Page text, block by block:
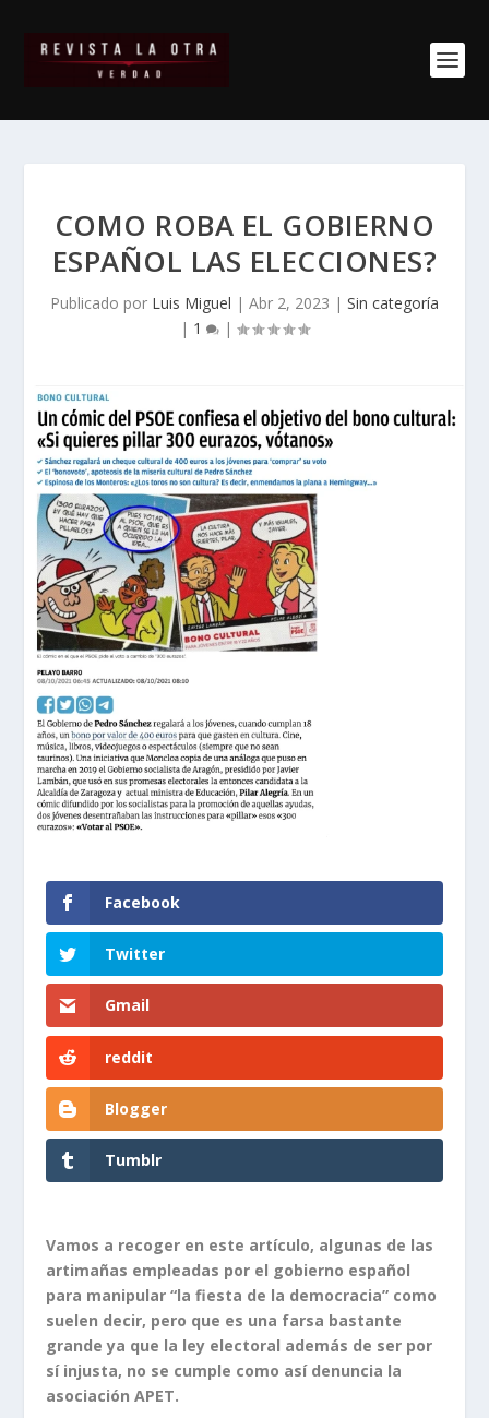
COMO ROBA EL GOBIERNO
ESPAÑOL LAS ELECCIONES?
Publicado por Luis Miguel | Abr 2, 2023 | Sin categoría
| 1 |
Facebook
Twitter
Gmail
reddit
Blogger
Tumblr
Vamos a recoger en este artículo, algunas de las
artimañas empleadas por el gobierno español
para manipular “la fiesta de la democracia” como
suelen decir, pero que es una farsa bastante
grande ya que la ley electoral además de ser por
sí injusta, no se cumple como así denuncia la
asociación APET.